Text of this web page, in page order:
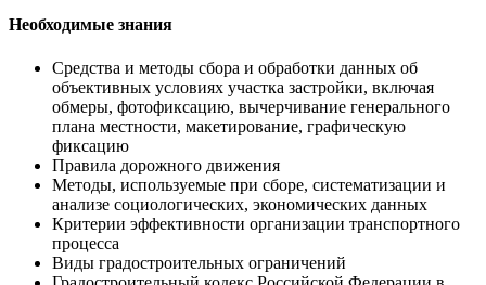
Необходимые знания
Средства и методы сбора и обработки данных об
объективных условиях участка застройки, включая
обмеры, фотофиксацию, вычерчивание генерального
плана местности, макетирование, графическую
фиксацию
Правила дорожного движения
Методы, используемые при сборе, систематизации и
анализе социологических, экономических данных
Критерии эффективности организации транспортного
процесса
Виды градостроительных ограничений